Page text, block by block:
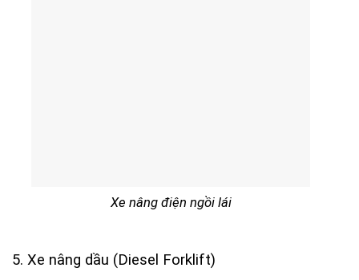
Xe nâng điện ngồi lái
5. Xe nâng dầu (Diesel Forklift)